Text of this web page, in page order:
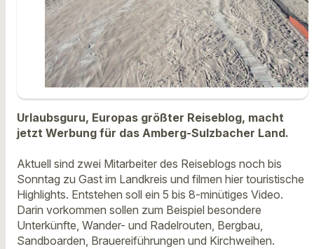
Urlaubsguru, Europas größter Reiseblog, macht
jetzt Werbung für das Amberg-Sulzbacher Land.
Aktuell sind zwei Mitarbeiter des Reiseblogs noch bis
Sonntag zu Gast im Landkreis und filmen hier touristische
Highlights. Entstehen soll ein 5 bis 8-minütiges Video.
Darin vorkommen sollen zum Beispiel besondere
Unterkünfte, Wander- und Radelrouten, Bergbau,
Sandboarden, Brauereiführungen und Kirchweihen.